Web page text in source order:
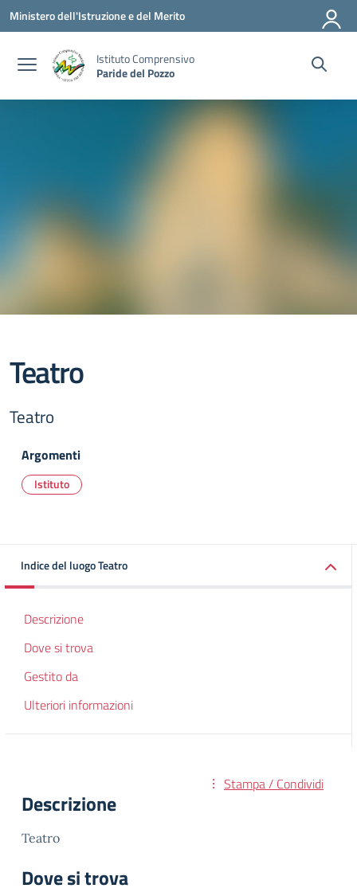
Vai ai contenuti
Vai al menu di navigazione
Vai al footer
Ministero dell'Istruzione e del Merito
Istituto Comprensivo
Paride del Pozzo
Teatro
Teatro
Argomenti
Istituto
Indice del luogo Teatro
Descrizione
Dove si trova
Gestito da
Ulteriori informazioni
Stampa / Condividi
Descrizione
Teatro
Dove si trova